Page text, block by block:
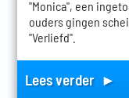
"Monica", een
ouders gingen
"Verliefd".
Lees verder ►